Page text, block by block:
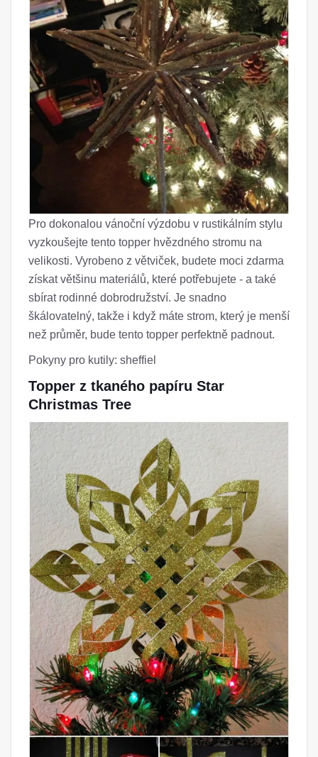
Pro dokonalou vánoční výzdobu v rustikálním stylu
vyzkoušejte tento topper hvězdného stromu na
velikosti. Vyrobeno z větviček, budete moci zdarma
získat většinu materiálů, které potřebujete - a také
sbírat rodinné dobrodružství. Je snadno
škálovatelný, takže i když máte strom, který je menší
než průměr, bude tento topper perfektně padnout.
Pokyny pro kutily: sheffiel
Topper z tkaného papíru Star
Christmas Tree